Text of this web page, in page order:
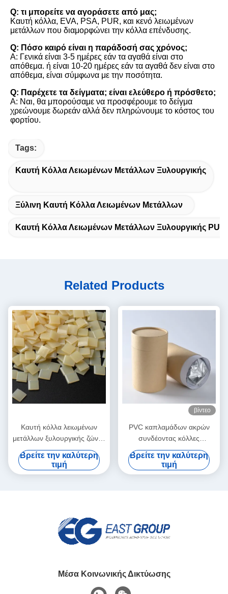
Q: τι μπορείτε να αγοράσετε από μας;
Καυτή κόλλα, EVA, PSA, PUR, και κενό λειωμένων
μετάλλων που διαμορφώνει την κόλλα επένδυσης.
Q: Πόσο καιρό είναι η παράδοσή σας χρόνος;
Α: Γενικά είναι 3-5 ημέρες εάν τα αγαθά είναι στο
απόθεμα. ή είναι 10-20 ημέρες εάν τα αγαθά δεν είναι στο
απόθεμα, είναι σύμφωνα με την ποσότητα.
Q: Παρέχετε τα δείγματα; είναι ελεύθερο ή πρόσθετο;
Α: Ναι, θα μπορούσαμε να προσφέρουμε το δείγμα
χρεώνουμε δωρεάν αλλά δεν πληρώνουμε το κόστος του
φορτίου.
Tags:
Καυτή Κόλλα Λειωμένων Μετάλλων Ξυλουργικής
Ξύλινη Καυτή Κόλλα Λειωμένων Μετάλλων
Καυτή Κόλλα Λειωμένων Μετάλλων Ξυλουργικής PUR
Related Products
Καυτή κόλλα λειωμένων
μετάλλων ξυλουργικής ζώνης
ακρών για την αυτόματη
μηχανή ζώνης
Βρείτε την καλύτερη
τιμή
βίντεο
PVC καπλαμάδων ακρών
συνδέοντας κόλλες
λειωμένων μετάλλων
πολυουρεθάνιου PUR καυτές
για τα έπιπλα
Βρείτε την καλύτερη
τιμή
Μέσα Κοινωνικής Δικτύωσης